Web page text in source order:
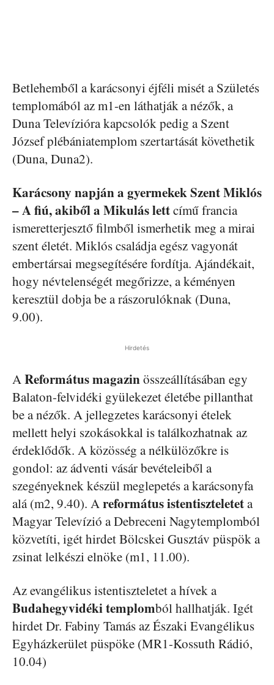
Betlehemből a karácsonyi éjféli misét a Születés
templomából az m1-en láthatják a nézők, a
Duna Televízióra kapcsolók pedig a Szent
József plébániatemplom szertartását követhetik
(Duna, Duna2).
Karácsony napján a gyermekekSzent Miklós
– A fiú, akiből a Mikulás lettcímű francia
ismeretterjesztő filmből ismerhetik meg a mirai
szent életét. Miklós családja egész vagyonát
embertársai megsegítésére fordítja. Ajándékait,
hogy névtelenségét megőrizze, a kéményen
keresztül dobja be a rászorulóknak (Duna,
9.00).
Hirdetés
AReformátus magazinösszeállításában egy
Balaton-felvidéki gyülekezet életébe pillanthat
be a nézők. A jellegzetes karácsonyi ételek
mellett helyi szokásokkal is találkozhatnak az
érdeklődők. A közösség a nélkülözőkre is
gondol: az ádventi vásár bevételeiből a
szegényeknek készül meglepetés a karácsonyfa
alá (m2, 9.40). Areformátus istentiszteleteta
Magyar Televízió a Debreceni Nagytemplomból
közvetíti, igét hirdet Bölcskei Gusztáv püspök a
zsinat lelkészi elnöke (m1, 11.00).
Az evangélikus istentiszteletet a hívek a
Budahegyvidéki templomból hallhatják. Igét
hirdet Dr. Fabiny Tamás az Északi Evangélikus
Egyházkerület püspöke (MR1-Kossuth Rádió,
10.04)